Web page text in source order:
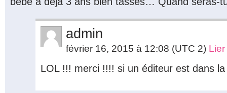
admin
février 16, 2015 à 12:08 (UTC 2)
LOL !!! merci !!!! si un éditeur est dans